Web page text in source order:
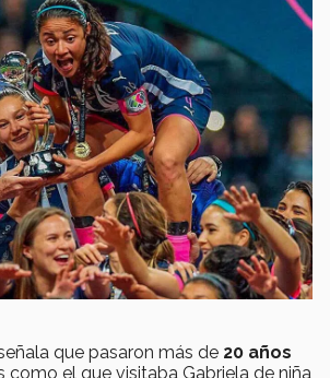
que pasaron más de 20 años
como el que visitaba Gabriela de niña